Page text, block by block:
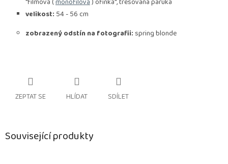
velikost: 54 - 56 cm
zobrazený odstín na fotografii: spring blonde
ZEPTAT SE HLÍDAT SDÍLET
Související produkty